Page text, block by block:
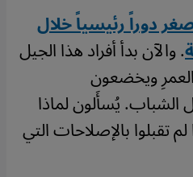
دوراً رئيسياً خلال
. والآن بدأ أفراد هذا الجيل
ويخضعون
يُسأَلون لماذا
تقبلوا بالإصلاحات التي